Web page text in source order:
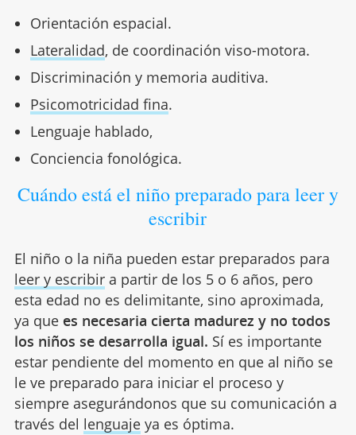
Orientación espacial.
Lateralidad, de coordinación viso-motora.
Discriminación y memoria auditiva.
Psicomotricidad fina.
Lenguaje hablado,
Conciencia fonológica.
Cuándo está el niño preparado para leer y
escribir
El niño o la niña pueden estar preparados para
leer y escribira partir de los 5 o 6 años, pero
esta edad no es delimitante, sino aproximada,
ya que es necesaria cierta madurez y no todos
los niños se desarrolla igual. Sí es importante
estar pendiente del momento en que al niño se
le ve preparado para iniciar el proceso y
siempre asegurándonos que su comunicación a
través del lenguajeya es óptima.